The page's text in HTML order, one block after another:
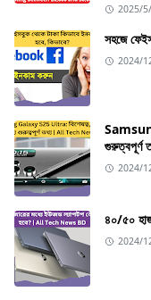
2025/
সহজে
2024/
2024/
৪০/৫০
2024/